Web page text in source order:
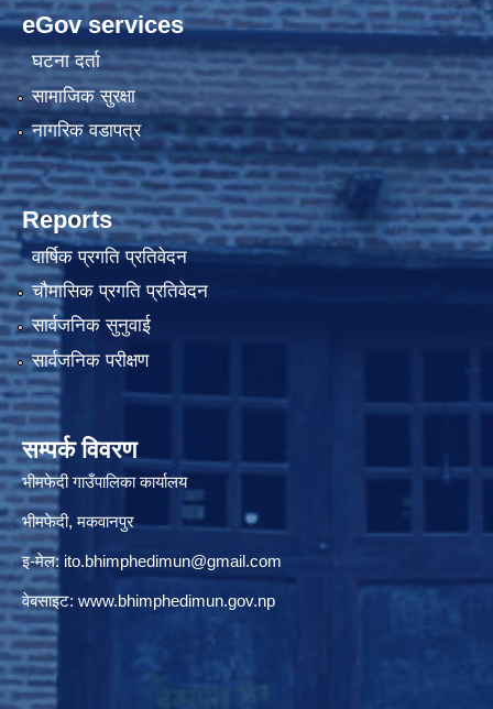
eGov services
घटना दर्ता
सामाजिक सुरक्षा
नागरिक वडापत्र
Reports
वार्षिक प्रगति प्रतिवेदन
चौमासिक प्रगति प्रतिवेदन
सार्वजनिक सुनुवाई
सार्वजनिक परीक्षण
सम्पर्क विवरण
भीमफेदी गाउँपालिका कार्यालय
भीमफेदी, मकवानपुर
इ-मेल: ito.bhimphedimun@gmail.com
वेबसाइट: www.bhimphedimun.gov.np